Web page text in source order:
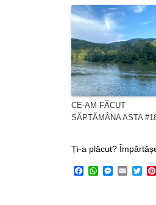
CE-AM FĂCUT
SĂPTĂMÂNA ASTA
Ți-a plăcut?
Facebook
WhatsApp
Messenger
Email